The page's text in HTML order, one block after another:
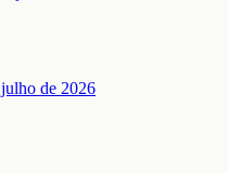
julho de 2026